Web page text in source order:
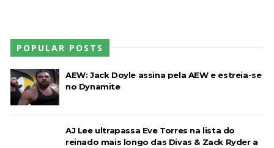
POPULAR POSTS
AEW: Jack Doyle assina pela AEW e estreia-se
no Dynamite
AJ Lee ultrapassa Eve Torres na lista do
reinado mais longo das Divas & Zack Ryder a